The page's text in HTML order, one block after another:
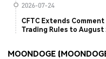
2026-07-24
CFTC Extends
Trading Rules to August
MOONDOGE